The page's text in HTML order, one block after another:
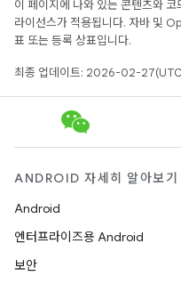
이 페이지에 나와 있는 콘텐츠와 코
라이선스가 적용됩니다. 자바 및
표 또는 등록 상표입니다.
최종 업데이트: 2026-02-
ANDROID 자세히 알아보기
Android
엔터프라이즈용 Android
보안